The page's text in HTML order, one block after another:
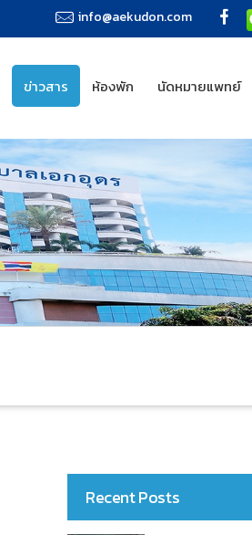
info@aekudon.com
ข่าวสาร ห้องพัก นัดหมายแพทย์
Recent Posts